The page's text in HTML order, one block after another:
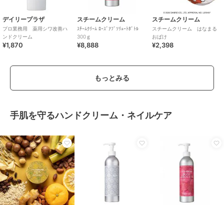
デイリープラザ
プロ業務用 薬用シワ改善ハ
ンドクリーム
¥1,870
スチームクリーム
ｽﾁｰﾑｸﾘｰﾑ ﾛｰｽﾞｱﾌﾞｿﾘｭｰﾄﾎﾞﾄﾙ
300ｇ
¥8,888
スチームクリーム
スチームクリーム はなまる
おばけ
¥2,398
もっとみる
手肌を守るハンドクリーム・ネイルケア